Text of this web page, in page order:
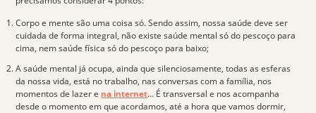
Corpo e mente são uma coisa só. Sendo assim, nossa saúde deve ser
cuidada de forma integral, não existe saúde mental só do pescoço para
cima, nem saúde física só do pescoço para baixo;
A saúde mental já ocupa, ainda que silenciosamente, todas as esferas
da nossa vida, está no trabalho, nas conversas com a família, nos
momentos de lazer e na internet… É transversal e nos acompanha
desde o momento em que acordamos, até a hora que vamos dormir,